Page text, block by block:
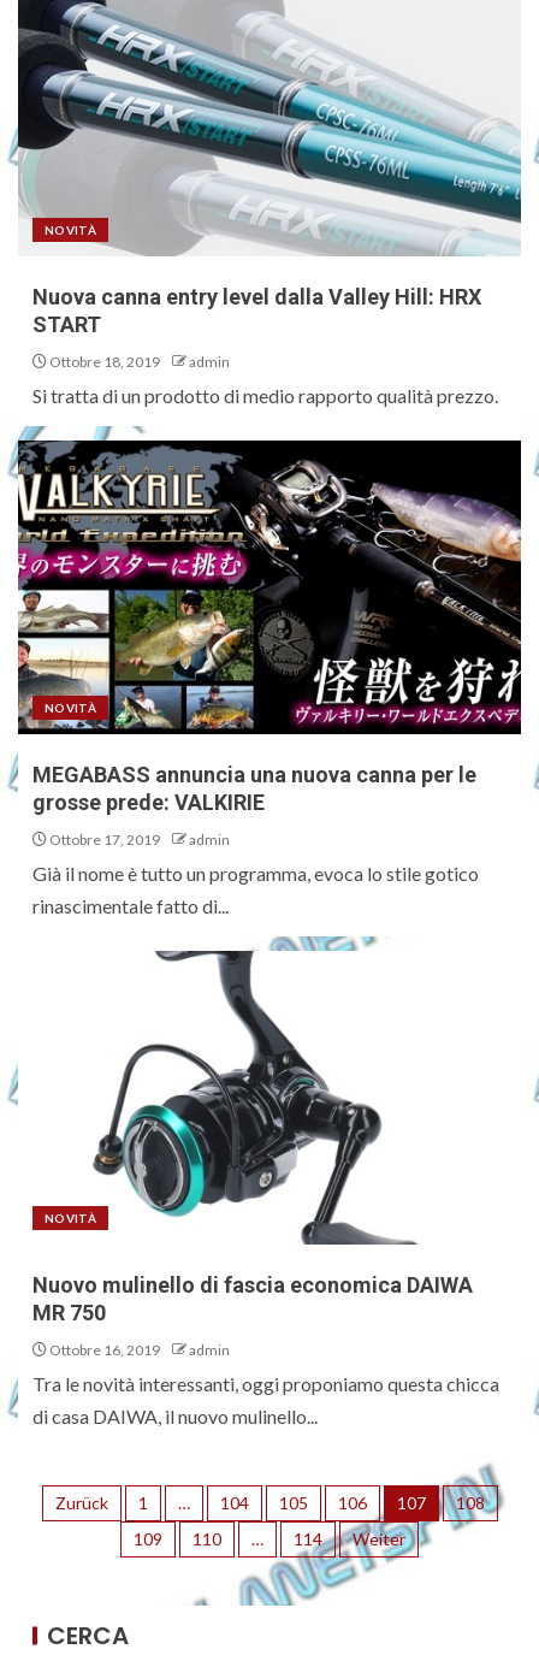
NOVITÀ
Nuova canna entry level dalla Valley Hill: HRX
START
Ottobre 18, 2019 admin
Si tratta di un prodotto di medio rapporto qualità prezzo.
NOVITÀ
MEGABASS annuncia una nuova canna per le
grosse prede: VALKIRIE
Ottobre 17, 2019 admin
Già il nome è tutto un programma, evoca lo stile gotico
rinascimentale fatto di...
NOVITÀ
Nuovo mulinello di fascia economica DAIWA
MR 750
Ottobre 16, 2019 admin
Tra le novità interessanti, oggi proponiamo questa chicca
di casa DAIWA, il nuovo mulinello...
Zurück 1 … 104 105 106 107
108
109
110 … 114 Weiter
CERCA